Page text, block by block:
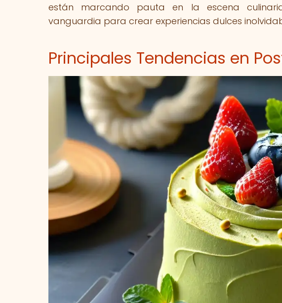
están marcando pauta en la escena
vanguardia para crear experiencias dulces
Principales Tendencias en